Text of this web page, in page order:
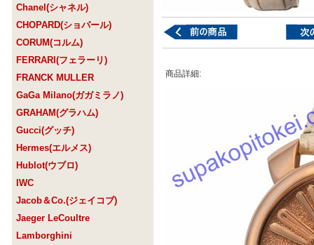
Chanel(シャネル)
CHOPARD(ショパール)
CORUM(コルム)
FERRARI(フェラーリ)
FRANCK MULLER
GaGa Milano(ガガミラノ)
GRAHAM(グラハム)
Gucci(グッチ)
Hermes(エルメス)
Hublot(ウブロ)
IWC
Jacob＆Co.(ジェイコブ)
Jaeger LeCoultre
Lamborghini
商品詳細: